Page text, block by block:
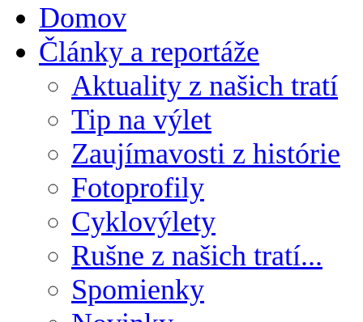
Domov
Články a reportáže
Aktuality z našich tratí
Tip na výlet
Zaujímavosti z histórie
Fotoprofily
Cyklovýlety
Rušne z našich tratí...
Spomienky